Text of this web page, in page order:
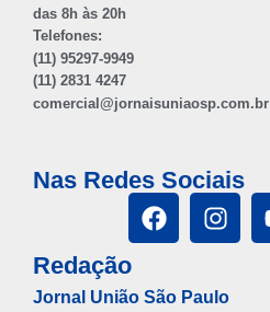
das 8h às 20h
Telefones:
(11) 95297-9949
(11) 2831 4247
comercial@jornaisuniaosp.com.br
Nas Redes Sociais
Redação
Jornal União São Paulo